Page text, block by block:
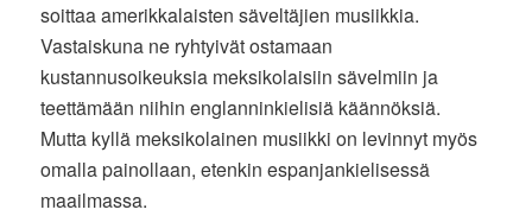
soittaa amerikkalaisten säveltäjien musiikkia.
Vastaiskuna ne ryhtyivät ostamaan
kustannusoikeuksia meksikolaisiin sävelmiin ja
teettämään niihin englanninkielisiä käännöksiä.
Mutta kyllä meksikolainen musiikki on levinnyt myös
omalla painollaan, etenkin espanjankielisessä
maailmassa.